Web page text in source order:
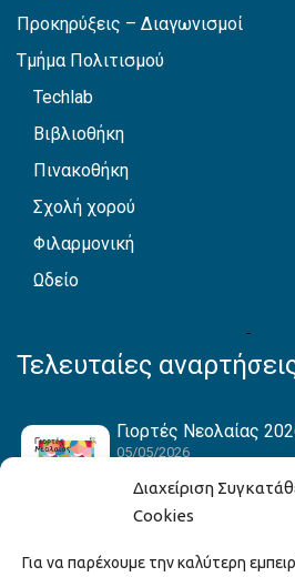
Διαχείριση
Cookies
Για να παρέχουμε την καλύτερη
Προκηρύξεις – Διαγωνισμοί
Τμήμα Πολιτισμού
Techlab
Βιβλιοθήκη
Πινακοθήκη
Σχολή χορού
Φιλαρμονική
Ωδείο
Τελευταίες
Γιορτές Νεολαίας
05/05/2026
Hack the Match: